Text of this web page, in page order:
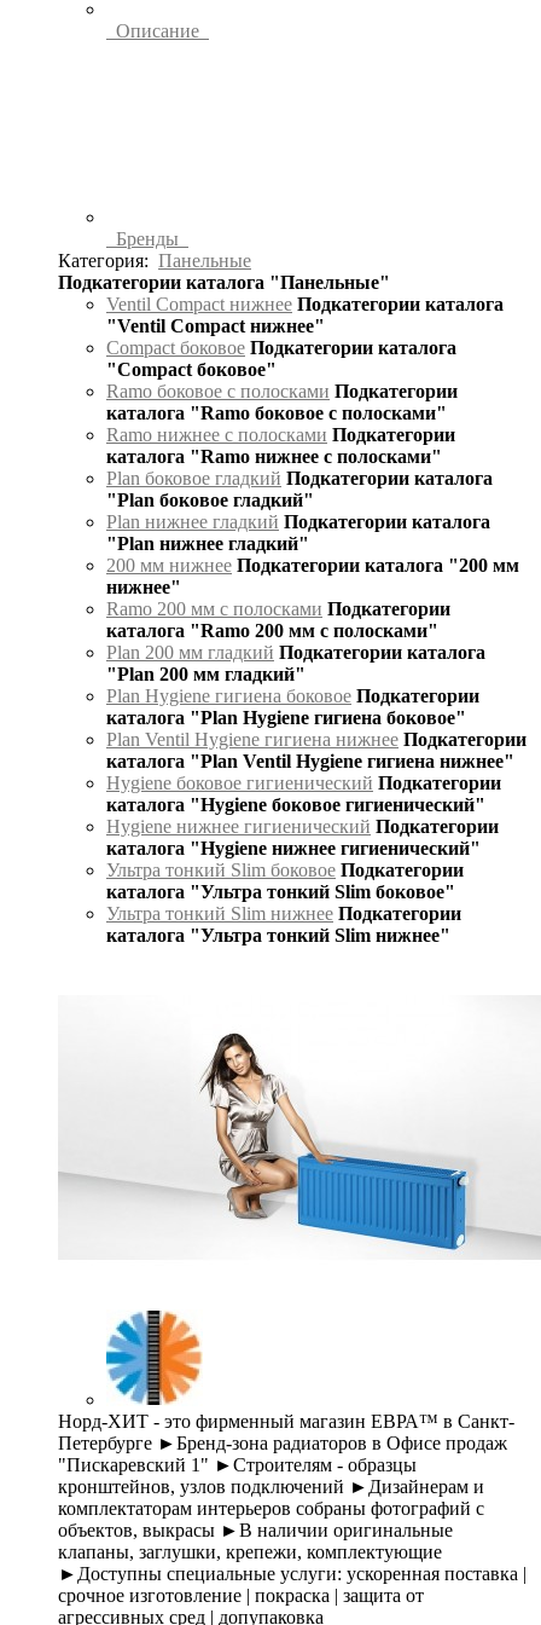
Описание
Бренды
Категория: Панельные
Подкатегории каталога "Панельные"
Ventil Compact нижнее Подкатегории каталога
"Ventil Compact нижнее"
Compact боковое Подкатегории каталога
"Compact боковое"
Ramo боковое с полосками Подкатегории
каталога "Ramo боковое с полосками"
Ramo нижнее с полосками Подкатегории
каталога "Ramo нижнее с полосками"
Plan боковое гладкий Подкатегории каталога
"Plan боковое гладкий"
Plan нижнее гладкий Подкатегории каталога
"Plan нижнее гладкий"
200 мм нижнее Подкатегории каталога "200 мм
нижнее"
Ramo 200 мм с полосками Подкатегории
каталога "Ramo 200 мм с полосками"
Plan 200 мм гладкий Подкатегории каталога
"Plan 200 мм гладкий"
Plan Hygiene гигиена боковое Подкатегории
каталога "Plan Hygiene гигиена боковое"
Plan Ventil Hygiene гигиена нижнее Подкатегории
каталога "Plan Ventil Hygiene гигиена нижнее"
Hygiene боковое гигиенический Подкатегории
каталога "Hygiene боковое гигиенический"
Hygiene нижнее гигиенический Подкатегории
каталога "Hygiene нижнее гигиенический"
Ультра тонкий Slim боковое Подкатегории
каталога "Ультра тонкий Slim боковое"
Ультра тонкий Slim нижнее Подкатегории
каталога "Ультра тонкий Slim нижнее"
Норд-ХИТ - это фирменный магазин ЕВРА™ в Санкт-
Петербурге ►Бренд-зона радиаторов в Офисе продаж
"Пискаревский 1" ►Строителям - образцы
кронштейнов, узлов подключений ►Дизайнерам и
комплектаторам интерьеров собраны фотографий с
объектов, выкрасы ►В наличии оригинальные
клапаны, заглушки, крепежи, комплектующие
►Доступны специальные услуги: ускоренная поставка |
срочное изготовление | покраска | защита от
агрессивных сред | допупаковка